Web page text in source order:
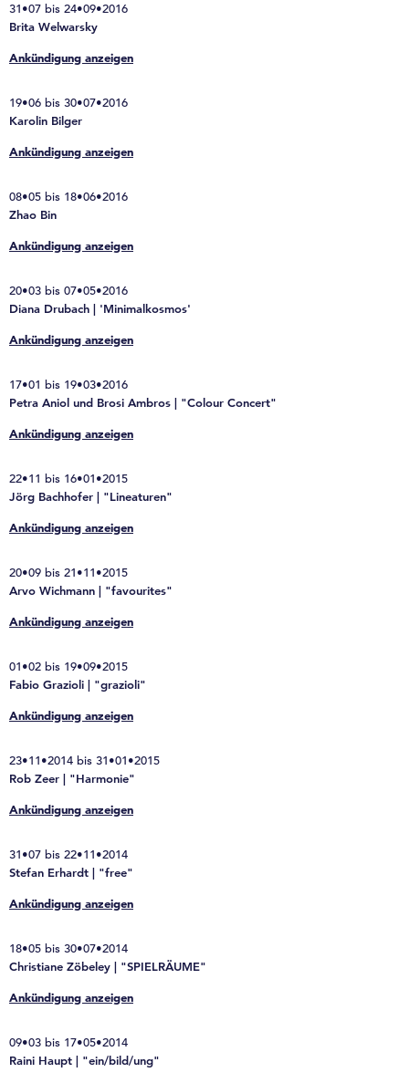
31•07 bis 24•09•2016
Brita Welwarsky
Ankündigung anzeigen
19•06 bis 30•07•2016
Karolin Bilger
Ankündigung anzeigen
08•05 bis 18•06•2016
Zhao Bin
Ankündigung anzeigen
20•03 bis 07•05•2016
Diana Drubach | 'Minimalkosmos'
Ankündigung anzeigen
17•01 bis 19•03•2016
Petra Aniol und Brosi Ambros | "Colour Concert"
Ankündigung anzeigen
22•11 bis 16•01•2015
Jörg Bachhofer | "Lineaturen"
Ankündigung anzeigen
20•09 bis 21•11•2015
Arvo Wichmann | "favourites"
Ankündigung anzeigen
01•02 bis 19•09•2015
Fabio Grazioli | "grazioli"
Ankündigung anzeigen
23•11•2014 bis 31•01•2015
Rob Zeer | "Harmonie"
Ankündigung anzeigen
31•07 bis 22•11•2014
Stefan Erhardt | "free"
Ankündigung anzeigen
18•05 bis 30•07•2014
Christiane Zöbeley | "SPIELRÄUME"
Ankündigung anzeigen
09•03 bis 17•05•2014
Raini Haupt | "ein/bild/ung"